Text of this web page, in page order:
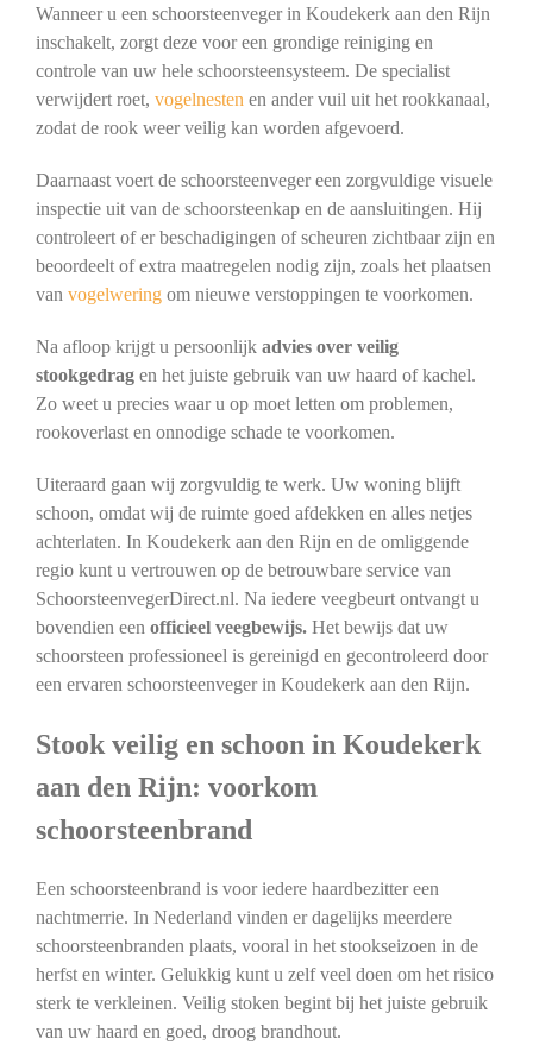
Wanneer u een schoorsteenveger in Koudekerk aan den Rijn
inschakelt, zorgt deze voor een grondige reiniging en
controle van uw hele schoorsteensysteem. De specialist
verwijdert roet, vogelnesten en ander vuil uit het rookkanaal,
zodat de rook weer veilig kan worden afgevoerd.
Daarnaast voert de schoorsteenveger een zorgvuldige visuele
inspectie uit van de schoorsteenkap en de aansluitingen. Hij
controleert of er beschadigingen of scheuren zichtbaar zijn en
beoordeelt of extra maatregelen nodig zijn, zoals het plaatsen
van vogelweringom nieuwe verstoppingen te voorkomen.
Na afloop krijgt u persoonlijk advies over veilig
stookgedragen het juiste gebruik van uw haard of kachel.
Zo weet u precies waar u op moet letten om problemen,
rookoverlast en onnodige schade te voorkomen.
Uiteraard gaan wij zorgvuldig te werk. Uw woning blijft
schoon, omdat wij de ruimte goed afdekken en alles netjes
achterlaten. In Koudekerk aan den Rijn en de omliggende
regio kunt u vertrouwen op de betrouwbare service van
SchoorsteenvegerDirect.nl. Na iedere veegbeurt ontvangt u
bovendien een officieel veegbewijs. Het bewijs dat uw
schoorsteen professioneel is gereinigd en gecontroleerd door
een ervaren schoorsteenveger in Koudekerk aan den Rijn.
Stook veilig en schoon in Koudekerk
aan den Rijn: voorkom
schoorsteenbrand
Een schoorsteenbrand is voor iedere haardbezitter een
nachtmerrie. In Nederland vinden er dagelijks meerdere
schoorsteenbranden plaats, vooral in het stookseizoen in de
herfst en winter. Gelukkig kunt u zelf veel doen om het risico
sterk te verkleinen. Veilig stoken begint bij het juiste gebruik
van uw haard en goed, droog brandhout.